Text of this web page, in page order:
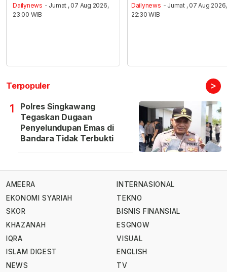
Dailynews - Jumat , 07 Aug 2026,
23:00 WIB
Dailynews - Jumat , 07 Aug 2026,
22:30 WIB
Terpopuler >
1
Polres Singkawang
Tegaskan Dugaan
Penyelundupan Emas di
Bandara Tidak Terbukti
AMEERA
EKONOMI SYARIAH
SKOR
KHAZANAH
IQRA
ISLAM DIGEST
NEWS
INTERNASIONAL
TEKNO
BISNIS FINANSIAL
ESGNOW
VISUAL
ENGLISH
TV